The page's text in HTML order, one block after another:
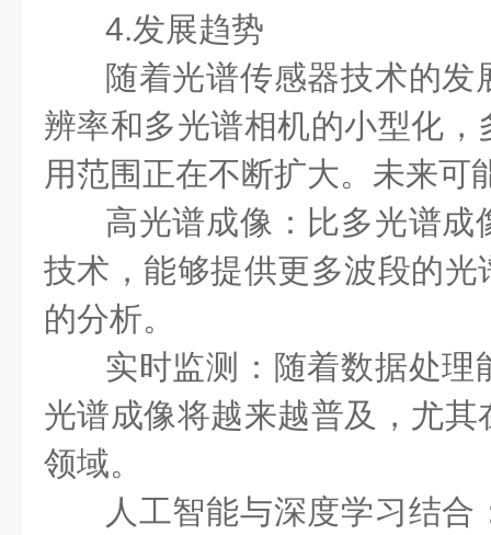
4.发展趋势
随着光谱传感器技术的发
辨率和多光谱相机的小型化
用范围正在不断扩大。未来
高光谱成像：比多光谱成
技术，能够提供更多波段的
的分析。
实时监测：随着数据处理
光谱成像将越来越普及，尤
领域。
人工智能与深度学习结